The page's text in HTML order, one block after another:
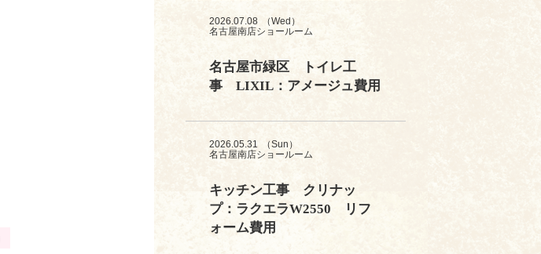
2026.07.08
（Wed）
名古屋南店ショールーム
名古屋市緑区 トイレ工
事 LIXIL：アメージュ費用
2026.05.31
（Sun）
名古屋南店ショールーム
キッチン工事 クリナッ
プ：ラクエラW2550 リフ
ォーム費用